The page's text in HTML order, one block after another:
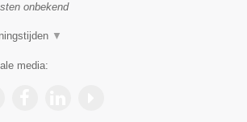
onbekend
▼
media: